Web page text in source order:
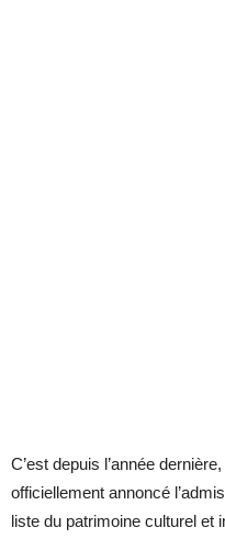
C’est depuis l’année
officiellement annoncé
liste du patrimoine culturel et